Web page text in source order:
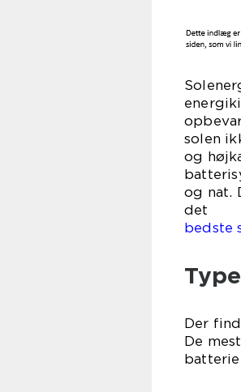
solen
og
og nat.
bedste
Der
De